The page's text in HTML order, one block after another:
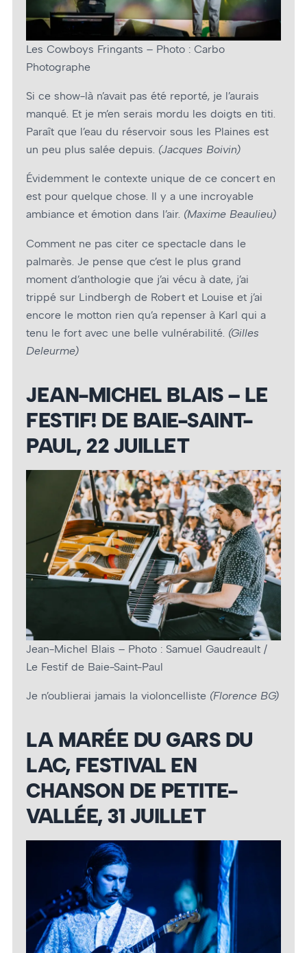
Les Cowboys Fringants – Photo : Carbo
Photographe
Si ce show-là n’avait pas été reporté, je l’aurais
manqué. Et je m’en serais mordu les doigts en titi.
Paraît que l’eau du réservoir sous les Plaines est
un peu plus salée depuis. (Jacques Boivin)
Évidemment le contexte unique de ce concert en
est pour quelque chose. Il y a une incroyable
ambiance et émotion dans l’air. (Maxime Beaulieu)
Comment ne pas citer ce spectacle dans le
palmarès. Je pense que c’est le plus grand
moment d’anthologie que j’ai vécu à date, j’ai
trippé sur Lindbergh de Robert et Louise et j’ai
encore le motton rien qu’a repenser à Karl qui a
tenu le fort avec une belle vulnérabilité. (Gilles
Deleurme)
JEAN-MICHEL BLAIS – LE
FESTIF! DE BAIE-SAINT-
PAUL, 22 JUILLET
Jean-Michel Blais – Photo : Samuel Gaudreault /
Le Festif de Baie-Saint-Paul
Je n’oublierai jamais la violoncelliste (Florence BG)
LA MARÉE DU GARS DU
LAC, FESTIVAL EN
CHANSON DE PETITE-
VALLÉE, 31 JUILLET